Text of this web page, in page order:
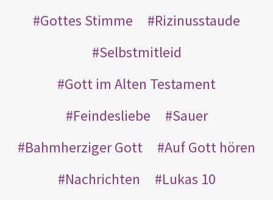
Gottes Stimme
Rizinusstaude
Selbstmitleid
Gott im Alten Testament
Feindesliebe
Sauer
Bahmherziger Gott
Auf Gott hören
Nachrichten
Lukas 10